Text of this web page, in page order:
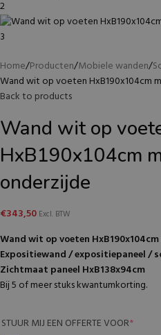
Home Producten Mobiele wanden
Wand wit op voeten HxB190x104cm
Back to products
Wand wit op
HxB190x104cm
onderzijde
€343,50 Excl. BTW
Wand wit op voeten
Expositiewand / expositiepaneel /
Zichtmaat paneel HxB138x94cm
Bij 5 of meer stuks kwantumkorting.
STUUR MIJ EEN OFFERTE VOOR*